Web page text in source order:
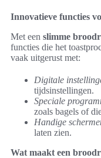
Innovatieve functies
Met een slimme
functies die het
vaak uitgerust met:
Digitale
tijdsinstellingen.
Speciale
zoals bagels of
Handige
laten zien.
Wat maakt een